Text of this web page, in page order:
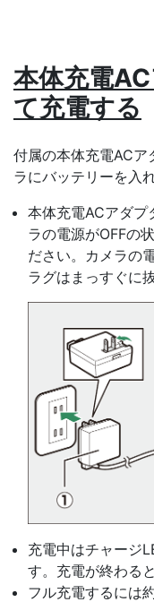
本体充電
て充電する
付属の本体充電ACア
ラにバッテリーを入
本体充電ACアダプ
ラの電源がOFFの
ださい。カメラの
ラグはまっすぐに
充電中はチャージ
す。充電が終わる
フル充電するには